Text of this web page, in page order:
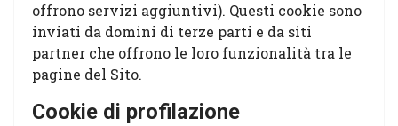
offrono servizi aggiuntivi). Questi cookie sono
inviati da domini di terze parti e da siti
partner che offrono le loro funzionalità tra le
pagine del Sito.
Cookie di profilazione